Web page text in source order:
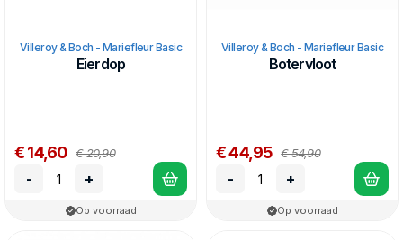
Villeroy & Boch - Mariefleur Basic
Eierdop
€ 14,60 € 20,90
- +
Op voorraad
Villeroy & Boch - Mariefleur Basic
Botervloot
€ 44,95 € 54,90
- +
Op voorraad